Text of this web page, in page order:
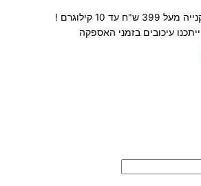
עד 10 קילוגרם !
עיכובים בזמני האספקה